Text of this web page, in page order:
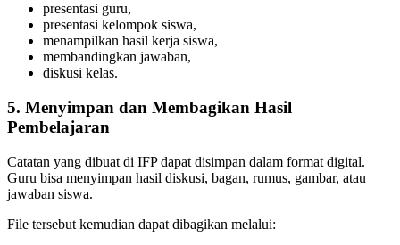
presentasi guru,
presentasi kelompok siswa,
menampilkan hasil kerja siswa,
membandingkan jawaban,
diskusi kelas.
5. Menyimpan dan Membagikan Hasil
Pembelajaran
Catatan yang dibuat di IFP dapat disimpan dalam format digital.
Guru bisa menyimpan hasil diskusi, bagan, rumus, gambar, atau
jawaban siswa.
File tersebut kemudian dapat dibagikan melalui: